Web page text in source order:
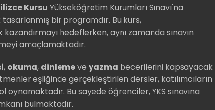
Kursu Yükseköğretim Kurumları Sınavı'na
bir programdır. Bu kurs,
hedeflerken, aynı zamanda sınavın
amaçlamaktadır.
, okuma, dinlemeve yazma becerilerini kapsayacak
eşliğinde gerçekleştirilen dersler, katılımcıların
Bu sayede öğrenciler, YKS sınavına
bulmaktadır.